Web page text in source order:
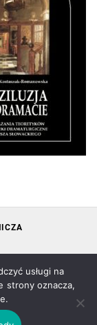
• KSIĘGARNIA
usługi na
strony oznacza,